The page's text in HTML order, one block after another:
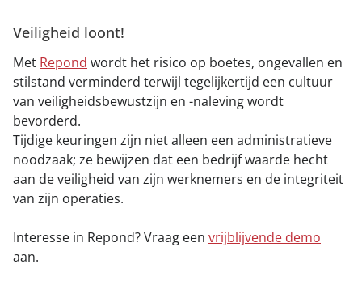
Veiligheid loont!
Met Repond wordt het risico op boetes, ongevallen en
stilstand verminderd terwijl tegelijkertijd een cultuur
van veiligheidsbewustzijn en -naleving wordt
bevorderd.
Tijdige keuringen zijn niet alleen een administratieve
noodzaak; ze bewijzen dat een bedrijf waarde hecht
aan de veiligheid van zijn werknemers en de integriteit
van zijn operaties.
Interesse in Repond? Vraag een vrijblijvende demo
aan.